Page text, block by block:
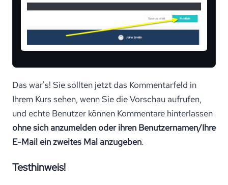
Das war's! Sie sollten jetzt das Kommentarfeld in
Ihrem Kurs sehen, wenn Sie die Vorschau aufrufen,
und echte Benutzer können Kommentare hinterlassen
ohne sich anzumelden oder ihren Benutzernamen/Ihre
E-Mail ein zweites Mal anzugeben.
Testhinweis!